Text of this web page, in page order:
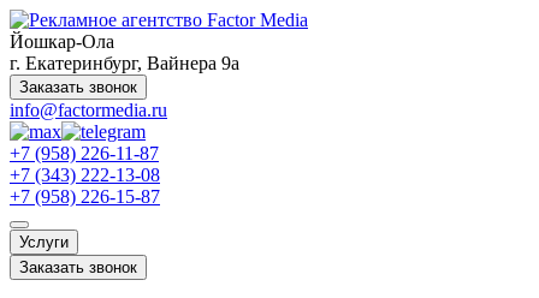
Йошкар-Ола
г. Екатеринбург, Вайнера 9а
Заказать звонок
info@factormedia.ru
+7 (958) 226-11-87
+7 (343) 222-13-08
+7 (958) 226-15-87
Услуги
Заказать звонок